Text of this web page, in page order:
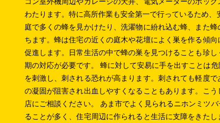
わたります。特に高所作業も安全第一で行っているため
庭で多くの蜂を見かけたり、洗濯物に紛れ込む蜂、また
ちます。蜂は住宅の近くの庭木や花壇によく巣を作る傾
促進します。日常生活の中で蜂の巣を見つけることも珍
期の対応が必要です。 蜂に対して安易に手を出すことは
を刺激し、刺される恐れが高まります。刺されても軽度
の凝固が阻害され出血しやすくなることもあります。こ
店にご相談ください。 あま市でよく見られるニホンミツ
ることが多く、住宅周辺に作られると生活に支障をきた